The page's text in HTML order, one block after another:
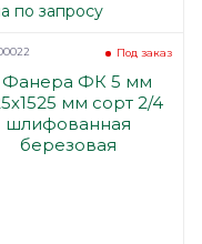
по запросу
Под заказ